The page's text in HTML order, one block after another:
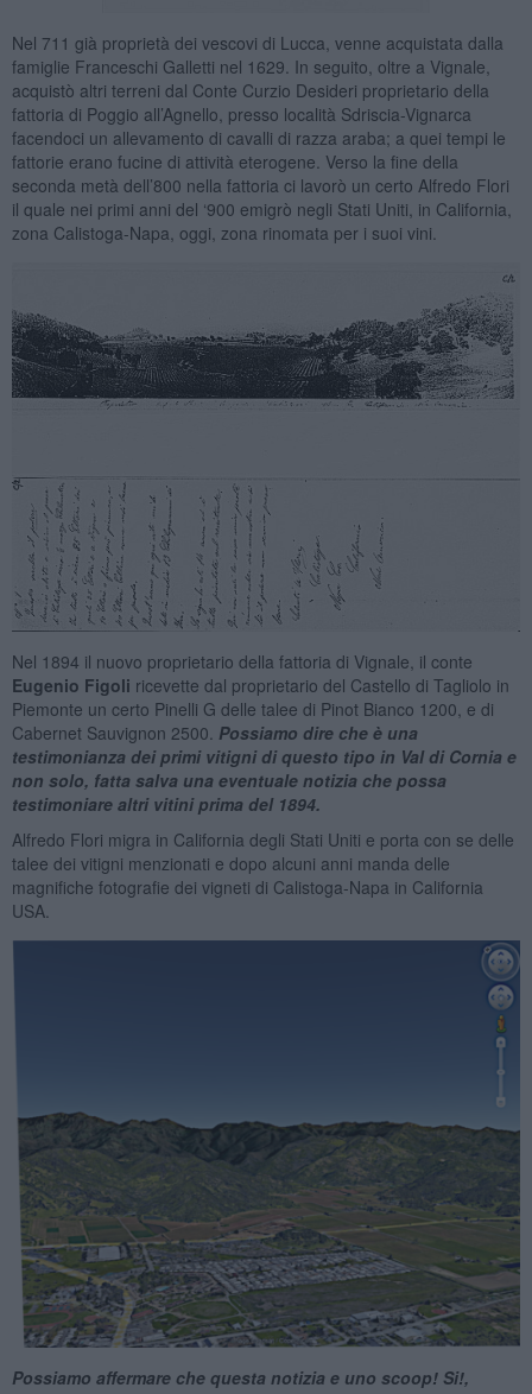
Nel 711 già proprietà dei vescovi di Lucca, venne acquistata dalla
famiglie Franceschi Galletti nel 1629. In seguito, oltre a Vignale,
acquistò altri terreni dal Conte Curzio Desideri proprietario della
fattoria di Poggio all’Agnello, presso località Sdriscia-Vignarca
facendoci un allevamento di cavalli di razza araba; a quei tempi le
fattorie erano fucine di attività eterogene. Verso la fine della
seconda metà dell’800 nella fattoria ci lavorò un certo Alfredo Flori
il quale nei primi anni del ‘900 emigrò negli Stati Uniti, in California,
zona Calistoga-Napa, oggi, zona rinomata per i suoi vini.
Nel 1894 il nuovo proprietario della fattoria di Vignale, il conte
Eugenio Figoli ricevette dal proprietario del Castello di Tagliolo in
Piemonte un certo Pinelli G delle talee di Pinot Bianco 1200, e di
Cabernet Sauvignon 2500. Possiamo dire che è una
testimonianza dei primi vitigni di questo tipo in Val di Cornia e
non solo, fatta salva una eventuale notizia che possa
testimoniare altri vitini prima del 1894.
Alfredo Flori migra in California degli Stati Uniti e porta con se delle
talee dei vitigni menzionati e dopo alcuni anni manda delle
magnifiche fotografie dei vigneti di Calistoga-Napa in California
USA.
Possiamo affermare che questa notizia e uno scoop! Si!,